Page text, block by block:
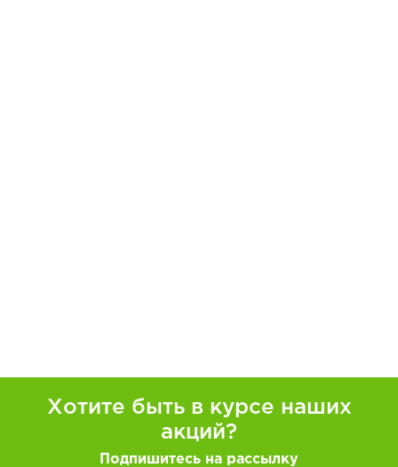
Хотите быть в курсе наших
акций?
Подпишитесь на рассылку